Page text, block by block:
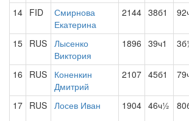
14 FID
Смирнова
Екатерина
2144 38б1
15 RUS Лысенко
Виктория
1896 39ч1
16 RUS
Коненкин
Дмитрий
2107 45б1
17 RUS Лосев Иван 1904 46ч½